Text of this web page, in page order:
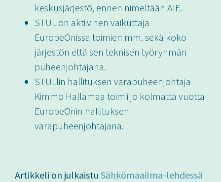
keskusjärjestö, ennen nimeltään AIE.
STUL on aktiivinen vaikuttaja
EuropeOnissa toimien mm. sekä koko
järjestön että sen teknisen työryhmän
puheenjohtajana.
STULlin hallituksen varapuheenjohtaja
Kimmo Hallamaa toimii jo kolmatta vuotta
EuropeOnin hallituksen
varapuheenjohtajana.
Artikkeli on julkaistu Sähkömaailma-lehdessä